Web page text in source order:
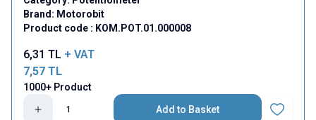
Brand: Motorobit
Product code : KOM.POT.01.000008
6,31 TL + VAT
7,57 TL
1000+ Product
Add to Basket
Add to